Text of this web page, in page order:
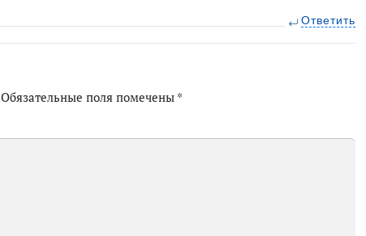
Ответить
Обязательные поля помечены *